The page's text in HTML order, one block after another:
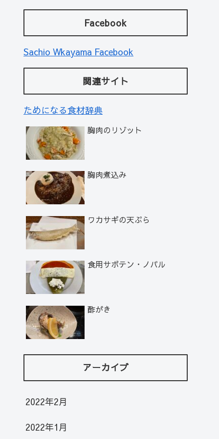
Facebook
Sachio Wkayama Facebook
関連サイト
ためになる食材辞典
胸肉のリゾット
胸肉煮込み
ワカサギの天ぷら
食用サボテン・ノパル
酢がき
アーカイブ
2022年2月
2022年1月